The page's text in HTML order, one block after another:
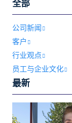
全部
公司新闻
客户
行业观点
员工与企业文化
最新